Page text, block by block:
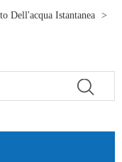
Dell'acqua Istantanea
>